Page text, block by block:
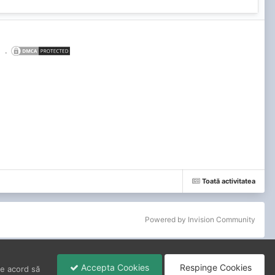
.
Toată activitatea
Powered by Invision Community
acord să Accepta Cookies Respinge Cookies